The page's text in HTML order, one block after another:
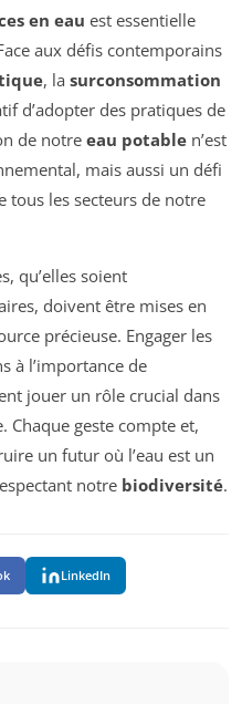
en eau est essentielle
aux défis contemporains
, la surconsommation
d’adopter des pratiques de
de notre eau potable n’est
mais aussi un défi
tous les secteurs de notre
qu’elles soient
doivent être mises en
précieuse. Engager les
à l’importance de
jouer un rôle crucial dans
Chaque geste compte et,
un futur où l’eau est un
notre biodiversité.
LinkedIn